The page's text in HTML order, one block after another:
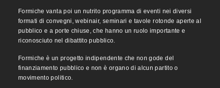
Formiche vanta poi un nutrito programma di eventi nei diversi
formati di convegni, webinair, seminari e tavole rotonde aperte al
pubblico e a porte chiuse, che hanno un ruolo importante e
riconosciuto nel dibattito pubblico.
Formiche è un progetto indipendente che non gode del
finanziamento pubblico e non è organo di alcun partito o
movimento politico.